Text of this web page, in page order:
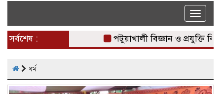
Toggle
সর্বশেষ : পটুয়াখালী বিজ্ঞান ও প্রযুক্তি
ধর্ম